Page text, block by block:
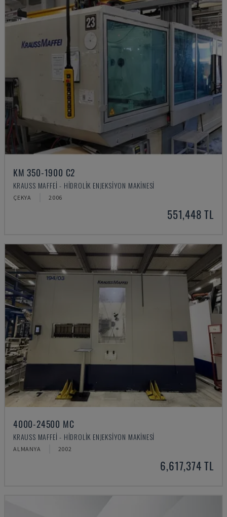
KM 350-1900 C2
KRAUSS MAFFEI - HIDROLIK ENJEKSIYON MAKINESI
ÇEKYA 2006
551,448 TL
4000-24500 MC
KRAUSS MAFFEI - HIDROLIK ENJEKSIYON MAKINESI
ALMANYA 2002
6,617,374 TL